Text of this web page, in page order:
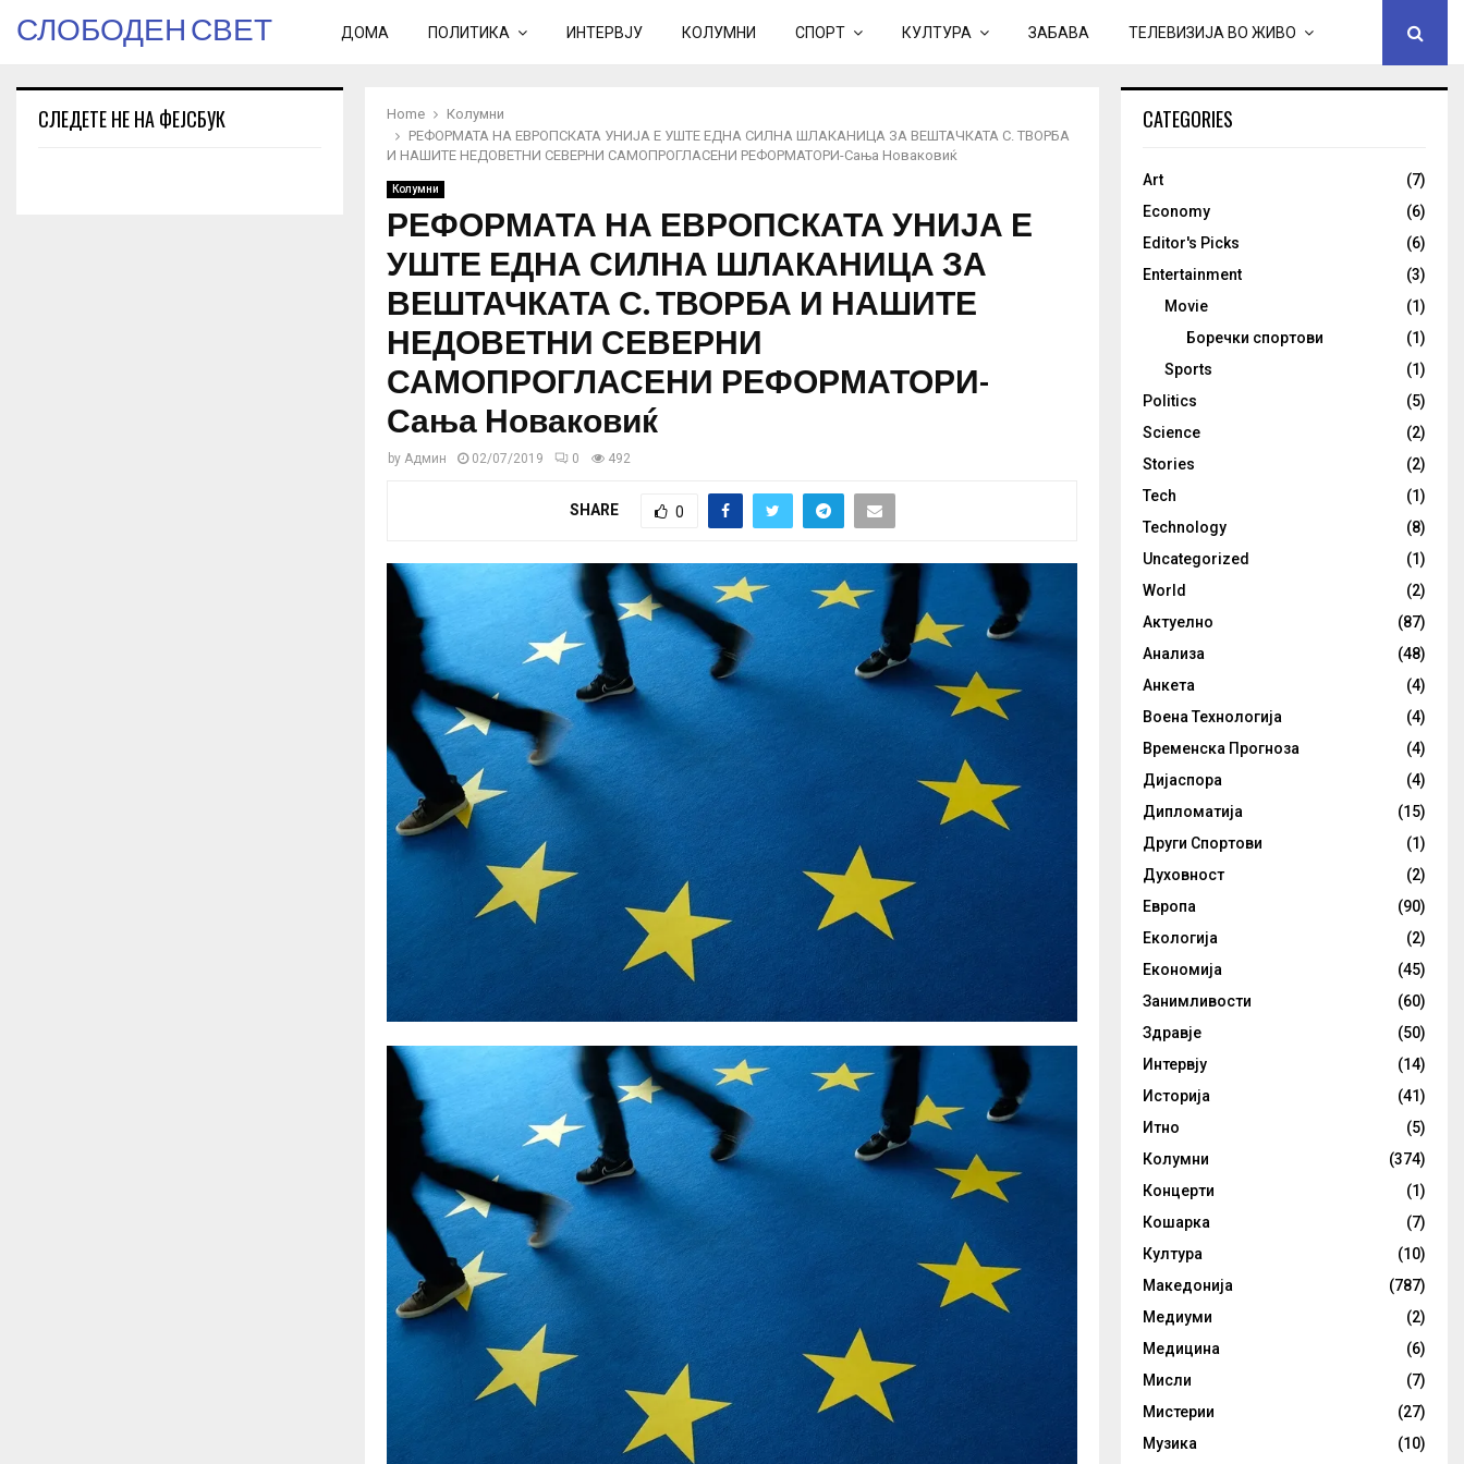
СЛОБОДЕН СВЕТ ДОМА ПОЛИТИКА ИНТЕРВЈУ КОЛУМНИ СПОРТ КУЛТУРА ЗАБАВА ТЕЛЕВИЗИЈА ВО ЖИВО
Home
Колумни
РЕФОРМАТА НА ЕВРОПСКАТА УНИЈА Е УШТЕ ЕДНА СИЛНА ШЛАКАНИЦА ЗА ВЕШТАЧКАТА С. ТВОРБА
И НАШИТЕ НЕДОВЕТНИ СЕВЕРНИ САМОПРОГЛАСЕНИ РЕФОРМАТОРИ-Сања Новаковиќ
Колумни
РЕФОРМАТА НА ЕВРОПСКАТА УНИЈА Е
УШТЕ ЕДНА СИЛНА ШЛАКАНИЦА ЗА
ВЕШТАЧКАТА С. ТВОРБА И НАШИТЕ
НЕДОВЕТНИ СЕВЕРНИ
САМОПРОГЛАСЕНИ РЕФОРМАТОРИ-
Сања Новаковиќ
by Админ 02/07/2019 0 492
SHARE 0
СЛЕДЕТЕ НЕ НА ФЕЈСБУК CATEGORIES
Art
(7)
Economy
(6)
Editor's Picks
(6)
Entertainment
(3)
Movie
(1)
Боречки спортови
(1)
Sports
(1)
Politics
(5)
Science
(2)
Stories
(2)
Tech
(1)
Technology
(8)
Uncategorized
(1)
World
(2)
Актуелно
(87)
Анализа
(48)
Анкета
(4)
Воена Технологија
(4)
Временска Прогноза
(4)
Дијаспора
(4)
Дипломатија
(15)
Други Спортови
(1)
Духовност
(2)
Европа
(90)
Екологија
(2)
Економија
(45)
Занимливости
(60)
Здравје
(50)
Интервју
(14)
Историја
(41)
Итно
(5)
Колумни
(374)
Концерти
(1)
Кошарка
(7)
Култура
(10)
Македонија
(787)
Медиуми
(2)
Медицина
(6)
Мисли
(7)
Мистерии
(27)
Музика
(10)